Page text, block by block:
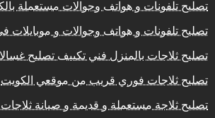
تصليح تلفونات و هواتف وجوالات مستعملة
تصليح تلفونات و هواتف وجوالات و موبايلات
تصليح ثلاجات بالمنزل فني تكييف تصليح
تصليح ثلاجات فوري قريب من موقعي الكويت
تصليح ثلاجة مستعملة و قديمة و صيانة